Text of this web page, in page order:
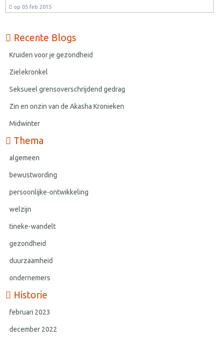
op 05 feb 2015
Recente Blogs
Kruiden voor je gezondheid
Zielekronkel
Seksueel grensoverschrijdend gedrag
Zin en onzin van de Akasha Kronieken
Midwinter
Thema
algemeen
bewustwording
persoonlijke-ontwikkeling
welzijn
tineke-wandelt
gezondheid
duurzaamheid
ondernemers
Historie
februari 2023
december 2022